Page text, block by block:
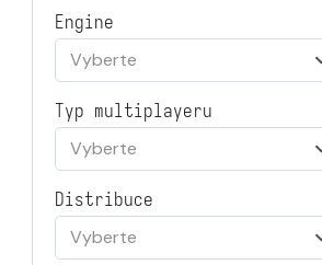
Engine
Vyberte
Typ multiplayeru
Vyberte
Distribuce
Vyberte